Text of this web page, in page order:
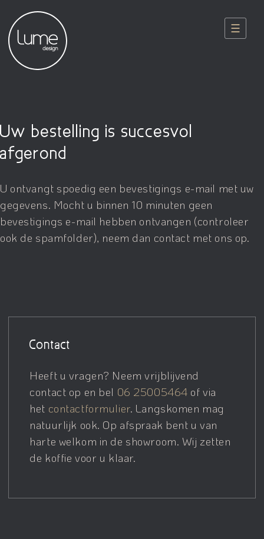
☰
Uw bestelling is succesvol
afgerond
U ontvangt spoedig een bevestigings e-mail met uw
gegevens. Mocht u binnen 10 minuten geen
bevestigings e-mail hebben ontvangen (controleer
ook de spamfolder), neem dan contact met ons op.
Contact
Heeft u vragen? Neem vrijblijvend
contact op en bel 06 25005464 of via
het contactformulier. Langskomen mag
natuurlijk ook. Op afspraak bent u van
harte welkom in de showroom. Wij zetten
de koffie voor u klaar.